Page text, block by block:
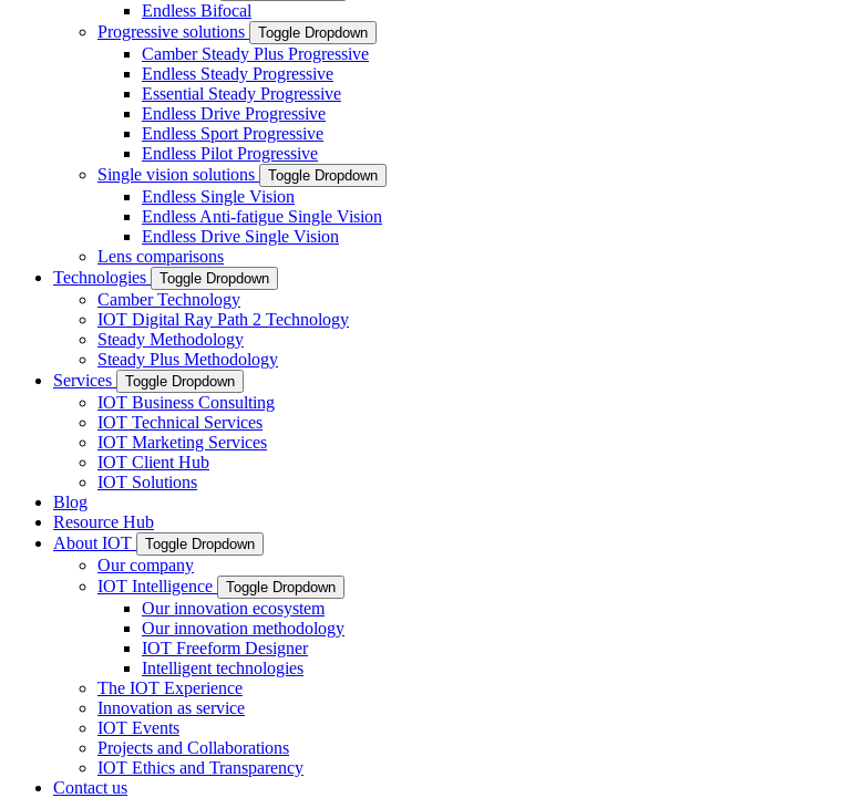
Endless Bifocal
Progressive solutions
Toggle Dropdown
Camber Steady Plus Progressive
Endless Steady Progressive
Essential Steady Progressive
Endless Drive Progressive
Endless Sport Progressive
Endless Pilot Progressive
Single vision solutions
Toggle Dropdown
Endless Single Vision
Endless Anti-fatigue Single Vision
Endless Drive Single Vision
Lens comparisons
Technologies
Toggle Dropdown
Camber Technology
IOT Digital Ray Path 2 Technology
Steady Methodology
Steady Plus Methodology
Services
Toggle Dropdown
IOT Business Consulting
IOT Technical Services
IOT Marketing Services
IOT Client Hub
IOT Solutions
Blog
Resource Hub
About IOT
Toggle Dropdown
Our company
IOT Intelligence
Toggle Dropdown
Our innovation ecosystem
Our innovation methodology
IOT Freeform Designer
Intelligent technologies
The IOT Experience
Innovation as service
IOT Events
Projects and Collaborations
IOT Ethics and Transparency
Contact us